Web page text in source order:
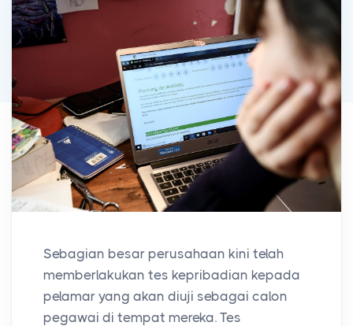
Sebagian besar perusahaan kini telah
memberlakukan tes kepribadian kepada
pelamar yang akan diuji sebagai calon
pegawai di tempat mereka. Tes